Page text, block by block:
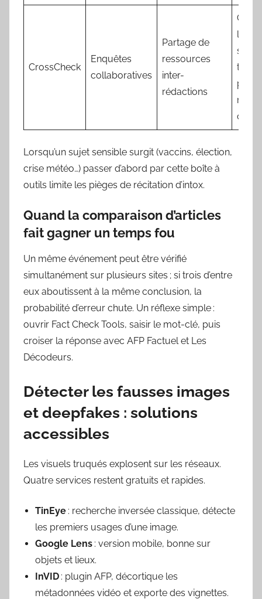
CrossCheck
Enquêtes
collaboratives
Partage de
ressources
inter-
rédactions
les
pour
Lorsqu’un sujet sensible surgit (vaccins, élection,
crise météo…) passer d’abord par cette boîte à
outils limite les pièges de récitation d’intox.
Quand la comparaison d’articles
fait gagner un temps fou
Un même événement peut être vérifié
simultanément sur plusieurs sites ; si trois d’entre
eux aboutissent à la même conclusion, la
probabilité d’erreur chute. Un réflexe simple :
ouvrir Fact Check Tools, saisir le mot-clé, puis
croiser la réponse avec AFP Factuel et Les
Décodeurs.
Détecter les fausses images
et deepfakes : solutions
accessibles
Les visuels truqués explosent sur les réseaux.
Quatre services restent gratuits et rapides.
TinEye : recherche inversée classique, détecte
les premiers usages d’une image.
Google Lens : version mobile, bonne sur
objets et lieux.
InVID : plugin AFP, décortique les
métadonnées vidéo et exporte des vignettes.